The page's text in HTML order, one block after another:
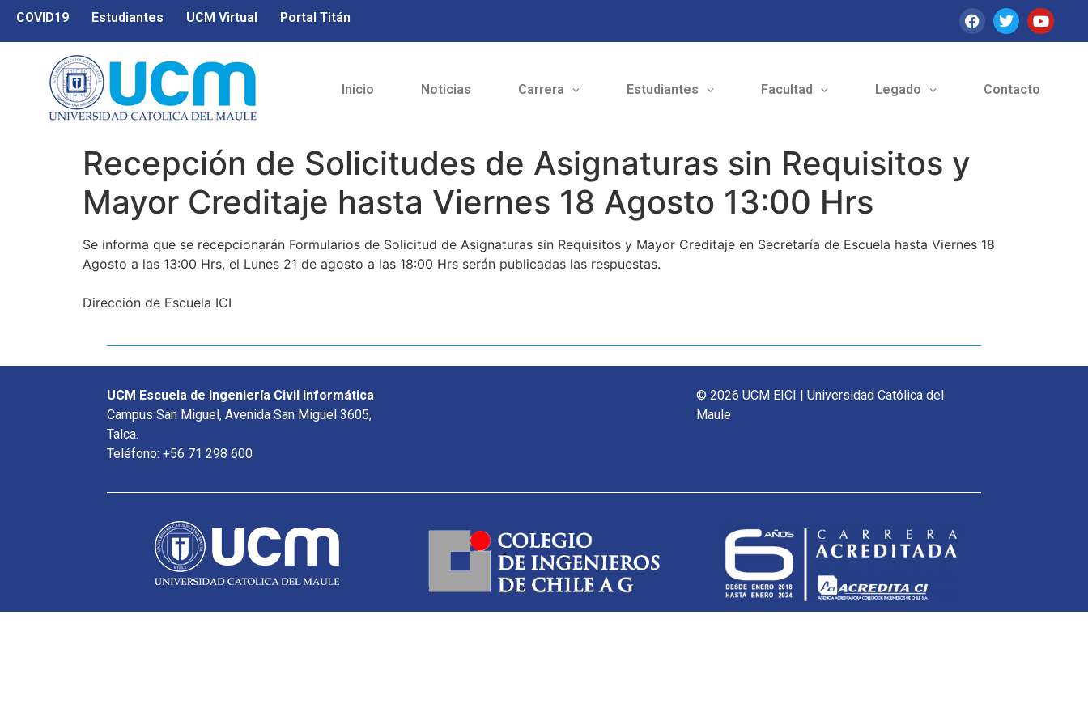
COVID19 Estudiantes UCM Virtual Portal Titán
Inicio Noticias Carrera Estudiantes Facultad Legado Contacto
Recepción de Solicitudes de Asignaturas sin Requisitos y
Mayor Creditaje hasta Viernes 18 Agosto 13:00 Hrs
Se informa que se recepcionarán Formularios de Solicitud de Asignaturas sin Requisitos y Mayor Creditaje en Secretaría de Escuela hasta Viernes 18
Agosto a las 13:00 Hrs, el Lunes 21 de agosto a las 18:00 Hrs serán publicadas las respuestas.
Dirección de Escuela ICI
UCM Escuela de Ingeniería Civil Informática
Campus San Miguel, Avenida San Miguel 3605,
Talca.
Teléfono: +56 71 298 600
© 2026 UCM EICI | Universidad Católica del
Maule